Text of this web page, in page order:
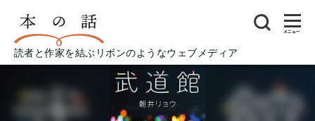
読者と作家を結ぶリボンのようなウェブメディア
メニュー